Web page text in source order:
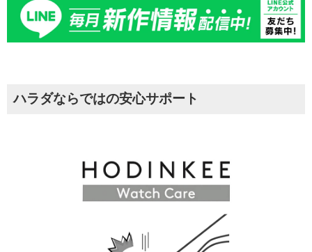
ハラダならではの安心サポート